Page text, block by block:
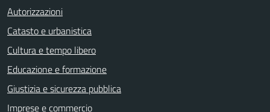
Autorizzazioni
Catasto e urbanistica
Cultura e tempo libero
Educazione e formazione
Giustizia e sicurezza pubblica
Imprese e commercio